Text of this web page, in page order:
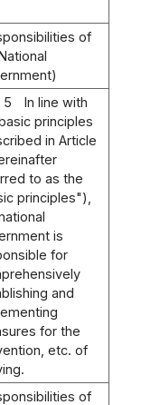
of
5
In line with
principles
in Article
to as the
principles"),
is
for
and
for the
etc. of
of